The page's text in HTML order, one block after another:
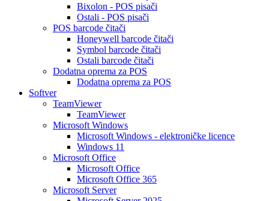
Bixolon - POS pisači
Ostali - POS pisači
POS barcode čitači
Honeywell barcode čitači
Symbol barcode čitači
Ostali barcode čitači
Dodatna oprema za POS
Dodatna oprema za POS
Softver
TeamViewer
TeamViewer
Microsoft Windows
Microsoft Windows - elektroničke licence
Windows 11
Microsoft Office
Microsoft Office
Microsoft Office 365
Microsoft Server